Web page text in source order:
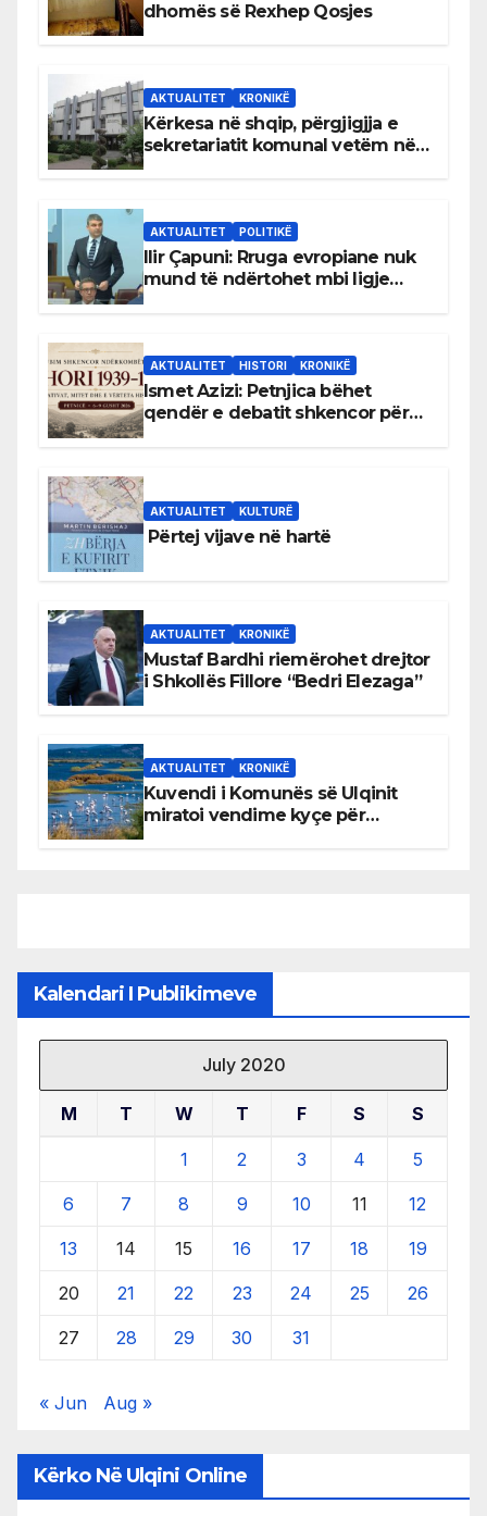
dhomës së Rexhep Qosjes
AKTUALITET KRONIKË
Kërkesa në shqip, përgjigjja e
sekretariatit komunal vetëm në
AKTUALITET POLITIKË
Ilir Çapuni: Rruga evropiane nuk
mund të ndërtohet mbi ligje
AKTUALITET HISTORI KRONIKË
Ismet Azizi: Petnjica bëhet
qendër e debatit shkencor për
AKTUALITET KULTURË
Përtej vijave në hartë
AKTUALITET KRONIKË
Mustaf Bardhi riemërohet drejtor
i Shkollës Fillore “Bedri Elezaga”
AKTUALITET KRONIKË
Kuvendi i Komunës së Ulqinit
miratoi vendime kyçe për
Kalendari I Publikimeve
July 2020
M T W T F S S
1 2 3 4 5
6 7 8 9 10 11 12
13 14 15 16 17 18 19
20 21 22 23 24 25 26
27 28 29 30 31
« Jun Aug »
Kërko Në Ulqini Online